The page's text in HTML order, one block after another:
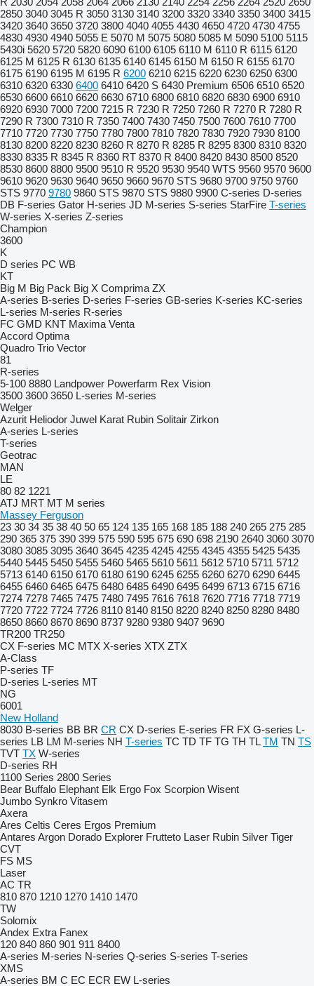
2850 3040 3045 R 3050 3130 3140 3200 3320 3340 3350 3400 3415
3420 3640 3650 3720 3800 4040 4055 4430 4650 4720 4730 4755
4830 4930 4940 5055 E 5070 M 5075 5080 5085 M 5090 5100 5115
5430i 5620 5720 5820 6090 6100 6105 6110 M 6110 R 6115 6120
6125 M 6125 R 6130 6135 6140 6145 6150 M 6150 R 6155 6170
6175 6190 6195 M 6195 R 6200 6210 6215 6220 6230 6250 6300
6310 6320 6330 6400 6410 6420 S 6430 Premium 6506 6510 6520
6530 6600 6610 6620 6630 6710 6800 6810 6820 6830 6900 6910
6920 6930 7000 7200 7215 R 7230 R 7250 7260 R 7270 R 7280 R
7290 R 7300 7310 R 7350 7400 7430 7450 7500 7600 7610 7700
7710 7720 7730 7750 7780 7800 7810 7820 7830 7920 7930 8100
8130 8200 8220 8230 8260 R 8270 R 8285 R 8295 8300 8310 8320
8330 8335 R 8345 R 8360 RT 8370 R 8400 8420 8430 8500 8520
8530 8600 8800 9500 9510 R 9520 9530 9540 WTS 9560 9570 9600
9610 9620 9630 9640 9650 9660 9670 STS 9680 9700 9750 9760
STS 9770 9780 9860 STS 9870 STS 9880 9900 C-series D-series
DB F-series Gator H-series JD M-series S-series StarFire T-series
W-series X-series Z-series
Champion
3600
K
D series PC WB
KT
Big M Big Pack Big X Comprima ZX
A-series B-series D-series F-series GB-series K-series KC-series
L-series M-series R-series
FC GMD KNT Maxima Venta
Accord Optima
Quadro Trio Vector
81
R-series
5-100 8880 Landpower Powerfarm Rex Vision
3500 3600 3650 L-series M-series
Welger
Azurit Heliodor Juwel Karat Rubin Solitair Zirkon
A-series L-series
T-series
Geotrac
MAN
LE
80 82 1221
ATJ MRT MT M series
Massey Ferguson
23 30 34 35 38 40 50 65 124 135 165 168 185 188 240 265 275 285
290 365 375 390 399 575 590 595 675 690 698 2190 2640 3060 3070
3080 3085 3095 3640 3645 4235 4245 4255 4345 4355 5425 5435
5440 5445 5450 5455 5460 5465 5610 5611 5612 5710 5711 5712
5713 6140 6150 6170 6180 6190 6245 6255 6260 6270 6290 6445
6455 6460 6465 6475 6480 6485 6490 6495 6499 6713 6715 6716
7274 7278 7465 7475 7480 7495 7616 7618 7620 7716 7718 7719
7720 7722 7724 7726 8110 8140 8150 8220 8240 8250 8280 8480
8650 8660 8670 8690 8737 9280 9380 9407 9690
TR200 TR250
CX F-series MC MTX X-series XTX ZTX
A-Class
P-series TF
D-series L-series MT
NG
6001
New Holland
8030 B-series BB BR CR CX D-series E-series FR FX G-series L-
series LB LM M-series NH T-series TC TD TF TG TH TL TM TN TS
TVT TX W-series
D-series RH
1100 Series 2800 Series
Bear Buffalo Elephant Elk Ergo Fox Scorpion Wisent
Jumbo Synkro Vitasem
Axera
Ares Celtis Ceres Ergos Premium
Antares Argon Dorado Explorer Frutteto Laser Rubin Silver Tiger
CVT
FS MS
Laser
AC TR
810 870 1210 1270 1410 1470
TW
Solomix
Andex Extra Fanex
120 840 860 901 911 8400
A-series M-series N-series Q-series S-series T-series
XMS
A-series BM C EC ECR EW L-series